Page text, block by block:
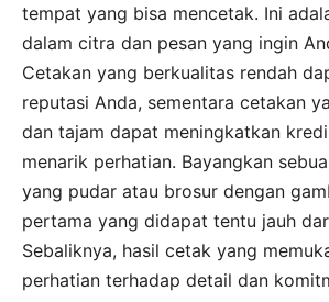
tempat yang bisa mencetak. Ini
dalam citra dan pesan yang ingin
Cetakan yang berkualitas rendah
reputasi Anda, sementara cetakan
dan tajam dapat meningkatkan
menarik perhatian. Bayangkan
yang pudar atau brosur dengan
pertama yang didapat tentu jauh
Sebaliknya, hasil cetak yang
perhatian terhadap detail dan